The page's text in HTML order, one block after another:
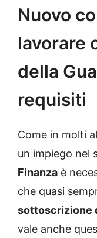
Nuovo
lavorare
della
requisiti
Come in molti
un impiego nel
Finanza è
che quasi
sottoscrizione
vale anche